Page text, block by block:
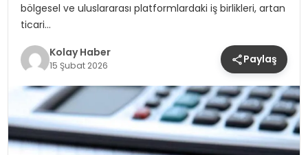
bölgesel ve uluslararası platformlardaki iş birlikleri, artan
ticari…
Kolay Haber
15 Şubat 2026 Paylaş